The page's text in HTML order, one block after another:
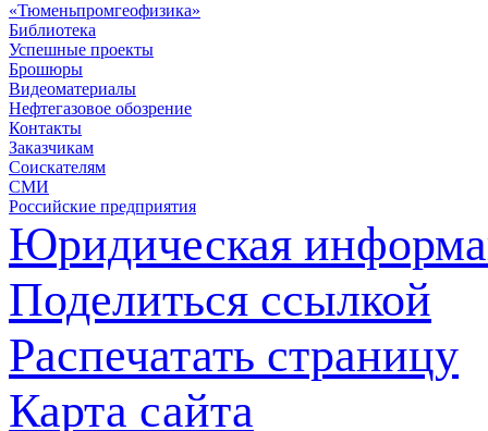
«Тюменьпромгеофизика»
Библиотека
Успешные проекты
Брошюры
Видеоматериалы
Нефтегазовое обозрение
Контакты
Заказчикам
Соискателям
СМИ
Российские предприятия
Юридическая
Поделиться ссылкой
Распечатать страницу
Карта сайта